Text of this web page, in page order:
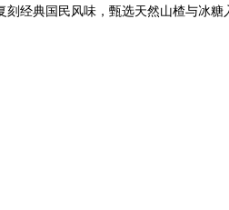
刻经典国民风味，甄选天然山楂与冰